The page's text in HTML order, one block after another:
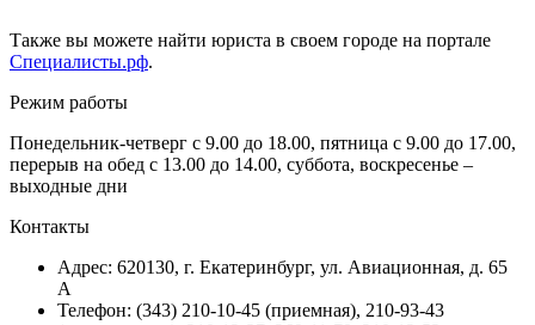
Также вы можете найти юриста в своем городе на портале
Специалисты.рф.
Режим работы
Понедельник-четверг с 9.00 до 18.00, пятница с 9.00 до 17.00,
перерыв на обед с 13.00 до 14.00, суббота, воскресенье –
выходные дни
Контакты
Адрес: 620130, г. Екатеринбург, ул. Авиационная, д. 65
А
Телефон: (343) 210-10-45 (приемная), 210-93-43